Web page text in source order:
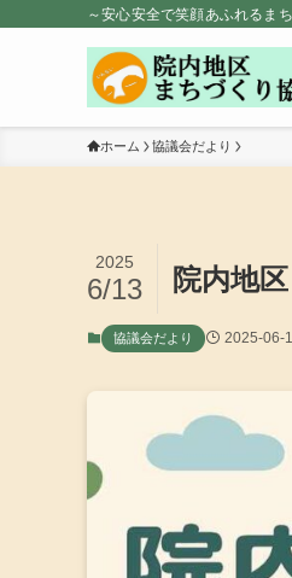
～安心安全で笑顔あふれるま
ホーム 協議会だより
院内地
2025
6/13
協議会だより 2025-06-